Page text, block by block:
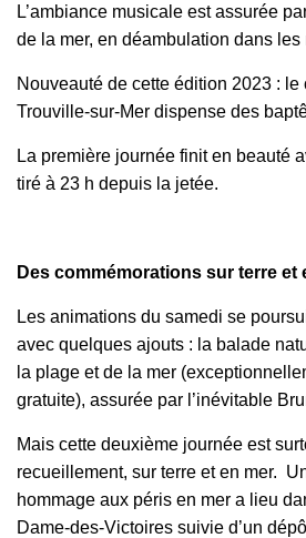
L’ambiance musicale est assurée
de la mer, en déambulation dans
Nouveauté de cette édition 2023 :
Trouville-sur-Mer dispense des
La première journée finit en beauté
tiré à 23 h depuis la jetée.
Des commémorations sur terre et
Les animations du samedi se
avec quelques ajouts : la balade
la plage et de la mer
gratuite), assurée par l’inévitable
Mais cette deuxième journée est
recueillement, sur terre et en mer.
hommage aux péris en mer a lieu
Dame-des-Victoires suivie d’un